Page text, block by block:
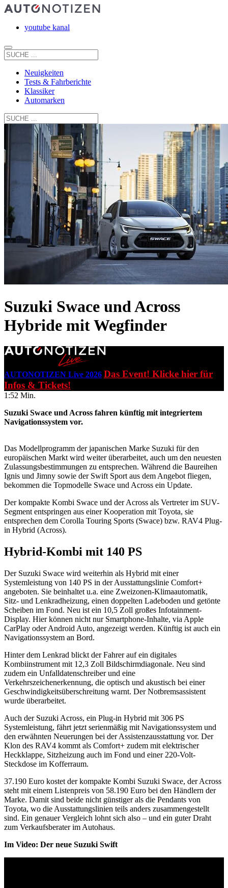
youtube kanal
Neuigkeiten
Tests & Fahrberichte
Klassiker
Automarken
Suzuki Swace und Across
Hybride mit Wegfinder
AUTONOTIZEN Live 2026 Das Event! Klicke hier für
Infos & Tickets!
1:52 Min.
Suzuki Swace und Across fahren künftig mit integriertem
Navigationssystem vor.
Das Modellprogramm der japanischen Marke Suzuki für den
europäischen Markt wird weiter überarbeitet, auch um den neuesten
Zulassungsbestimmungen zu entsprechen. Während die Baureihen
Ignis und Jimny sowie der Swift Sport aus dem Angebot fliegen,
bekommen die Topmodelle Swace und Across ein Update.
Der kompakte Kombi Swace und der Across als Vertreter im SUV-
Segment entspringen aus einer Kooperation mit Toyota, sie
entsprechen dem Corolla Touring Sports (Swace) bzw. RAV4 Plug-
in Hybrid (Across).
Hybrid-Kombi mit 140 PS
Der Suzuki Swace wird weiterhin als Hybrid mit einer
Systemleistung von 140 PS in der Ausstattungslinie Comfort+
angeboten. Sie beinhaltet u.a. eine Zweizonen-Klimaautomatik,
Sitz- und Lenkradheizung, einen doppelten Ladeboden und getönte
Scheiben im Fond. Neu ist ein 10,5 Zoll großes Infotainment-
Display. Hier können nicht nur Smartphone-Inhalte, via Apple
CarPlay oder Android Auto, angezeigt werden. Künftig ist auch ein
Navigationssystem an Bord.
Hinter dem Lenkrad blickt der Fahrer auf ein digitales
Kombiinstrument mit 12,3 Zoll Bildschirmdiagonale. Neu sind
zudem ein Unfalldatenschreiber und eine
Verkehrszeichenerkennung, die optisch und akustisch bei einer
Geschwindigkeitsüberschreitung warnt. Der Notbremsassistent
wurde überarbeitet.
Auch der Suzuki Across, ein Plug-in Hybrid mit 306 PS
Systemleistung, fährt jetzt serienmäßig mit Navigationssystem und
den erwähnten Neuerungen bei der Assistenzausstattung vor. Der
Klon des RAV4 kommt als Comfort+ zudem mit elektrischer
Heckklappe, Sitzheizung auch im Fond und einer 220-Volt-
Steckdose im Kofferraum.
37.190 Euro kostet der kompakte Kombi Suzuki Swace, der Across
steht mit einem Listenpreis von 58.190 Euro bei den Händlern der
Marke. Damit sind beide nicht günstiger als die Pendants von
Toyota, wo die Ausstattungslinien teils anders zusammengestellt
sind. Ein genauer Vergleich lohnt sich also – und ein guter Draht
zum Verkaufsberater im Autohaus.
Im Video: Der neue Suzuki Swift